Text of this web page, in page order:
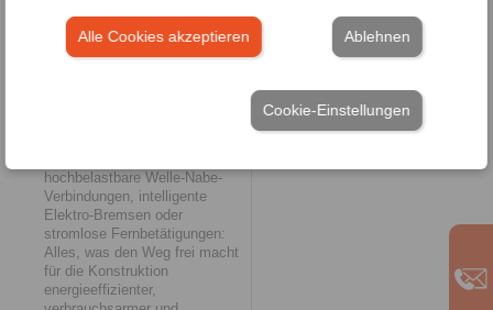
Alle Cookies akzeptieren Ablehnen
Cookie-Einstellungen
die Entwicklung neuer Produkt-
und Engineering-Lösungen
miteinfließen. Denn ob es um
hochbelastbare Welle-Nabe-
Verbindungen, intelligente
Elektro-Bremsen oder
stromlose Fernbetätigungen:
Alles, was den Weg frei macht
für die Konstruktion
energieeffizienter,